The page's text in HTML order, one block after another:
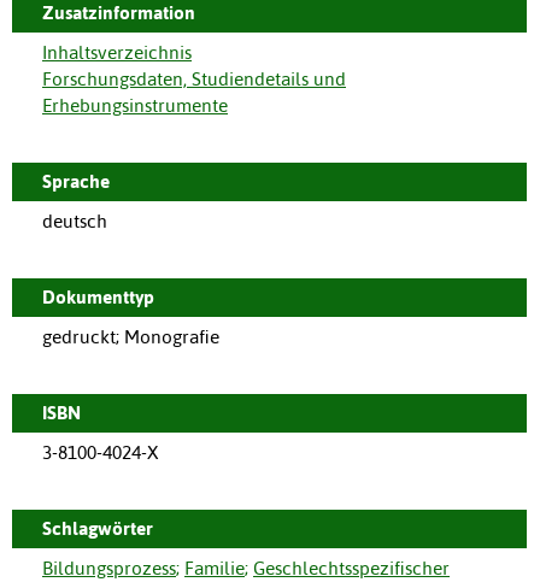
Zusatzinformation
Inhaltsverzeichnis
Forschungsdaten, Studiendetails und
Erhebungsinstrumente
Sprache
deutsch
Dokumenttyp
gedruckt; Monografie
ISBN
3-8100-4024-X
Schlagwörter
Bildungsprozess; Familie; Geschlechtsspezifischer